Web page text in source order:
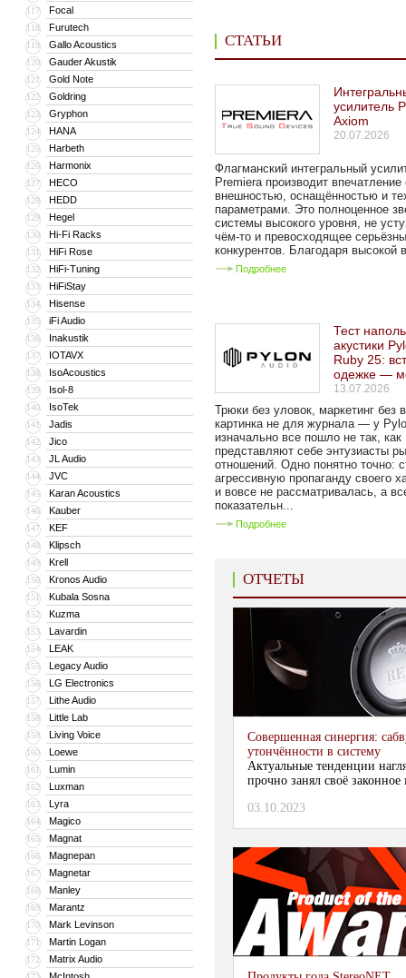
117 Focal
118 Furutech
119 Gallo Acoustics
120 Gauder Akustik
121 Gold Note
122 Goldring
123 Gryphon
124 HANA
125 Harbeth
126 Harmonix
127 HECO
128 HEDD
129 Hegel
130 Hi-Fi Racks
131 HiFi Rose
132 HiFi-Tuning
133 HiFiStay
134 Hisense
135 iFi Audio
136 Inakustik
137 IOTAVX
138 IsoAcoustics
139 Isol-8
140 IsoTek
141 Jadis
142 Jico
143 JL Audio
144 JVC
145 Karan Acoustics
146 Kauber
147 KEF
148 Klipsch
149 Krell
150 Kronos Audio
151 Kubala Sosna
152 Kuzma
153 Lavardin
154 LEAK
155 Legacy Audio
156 LG Electronics
157 Lithe Audio
158 Little Lab
159 Living Voice
160 Loewe
161 Lumin
162 Luxman
163 Lyra
164 Magico
165 Magnat
166 Magnepan
167 Magnetar
168 Manley
169 Marantz
170 Mark Levinson
171 Martin Logan
172 Matrix Audio
СТАТЬИ
усилитель
Axiom
20.07.2026
Флагманский интегральный
Premiera производит впечатление
внешностью, оснащённостью и
параметрами. Это полноценное
системы высокого уровня, не
чём-то и превосходящее
конкурентов. Благодаря высокой
Подробнее
Тест
акустики
Ruby 25:
одежке —
13.07.2026
Трюки без уловок, маркетинг без
картинка не для журнала — у
изначально все пошло не так, как
представляют себе энтузиасты
отношений. Одно понятно точно:
агрессивную пропаганду своего
и вовсе не рассматривалась, а
показательн...
Подробнее
ОТЧЕТЫ
Совершенная синергия:
утончённости в систему
Актуальные тенденции
прочно занял своё законное
03.10.2023